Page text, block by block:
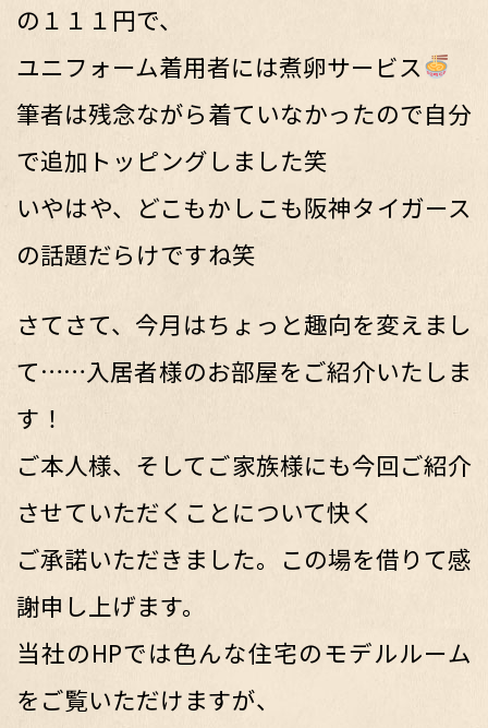
の１１１円で、
ユニフォーム着用者には煮卵サービス
筆者は残念ながら着ていなかったので自分
で追加トッピングしました笑
いやはや、どこもかしこも阪神タイガース
の話題だらけですね笑
さてさて、今月はちょっと趣向を変えまし
て……入居者様のお部屋をご紹介いたしま
す！
ご本人様、そしてご家族様にも今回ご紹介
させていただくことについて快く
ご承諾いただきました。この場を借りて感
謝申し上げます。
当社のHPでは色んな住宅のモデルルーム
をご覧いただけますが、